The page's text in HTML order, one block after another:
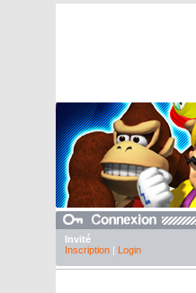
Invité
Inscription| Login